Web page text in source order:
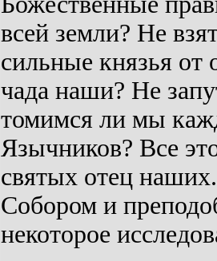
всей земли? Не
сильные князья от
чада наши? Не
томимся ли мы
Язычников? Все
святых отец
Собором и
некоторое